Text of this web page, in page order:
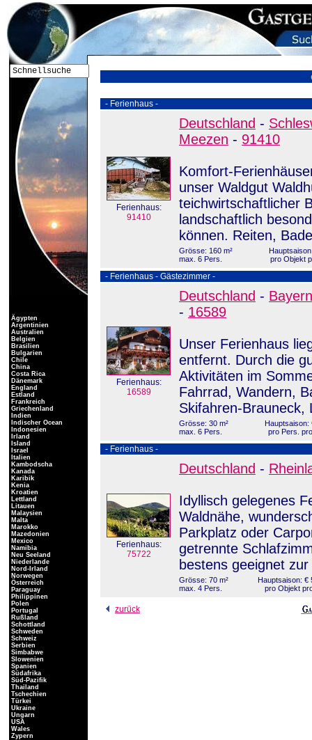
- Ferienhaus -
Ferienhaus:
91410
Deutschland -
Meezen - 91410
Komfort-
unser Waldgut
teichwirtschaftlicher
landschaftlich
können. Reiten,
Grösse: 160 m²
max. 6 Pers.
pro Objekt
- Ferienhaus - Gästezimmer -
Ferienhaus:
16589
Deutschland - Bayern
- 16589
Unser Ferienhaus
entfernt. Durch die
Aktivitäten im
Fahrrad, Wandern,
Skifahren-Brauneck,
Grösse: 30 m²
max. 6 Pers.
Hauptsaison:
pro Pers.
- Ferienhaus -
Ferienhaus:
75722
Deutschland -
Idyllisch gelegenes
Waldnähe,
Parkplatz oder
getrennte
bestens geeignet
Grösse: 70 m²
max. 4 Pers.
Hauptsaison: €
pro Objekt
zurück
Ägypten
Argentinien
Australien
Belgien
Brasilien
Bulgarien
Chile
China
Costa Rica
Dänemark
England
Estland
Frankreich
Griechenland
Indien
Indischer Ocean
Indonesien
Irland
Island
Israel
Italien
Kambodscha
Kanada
Karibik
Kenia
Kroatien
Lettland
Litauen
Malaysien
Malta
Marokko
Mazedonien
Mexico
Namibia
Neu Seeland
Niederlande
Nord-Irland
Norwegen
Österreich
Paraguay
Philippinen
Polen
Portugal
Rußland
Schottland
Schweden
Schweiz
Serbien
Simbabwe
Slowenien
Spanien
Südafrika
Süd-Pazifik
Thailand
Tschechien
Türkei
Ukraine
Ungarn
USA
Wales
Zypern